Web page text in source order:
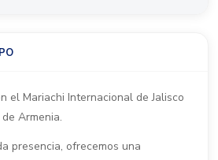
el Mariachi Internacional de Jalisco
Armenia.
presencia, ofrecemos una